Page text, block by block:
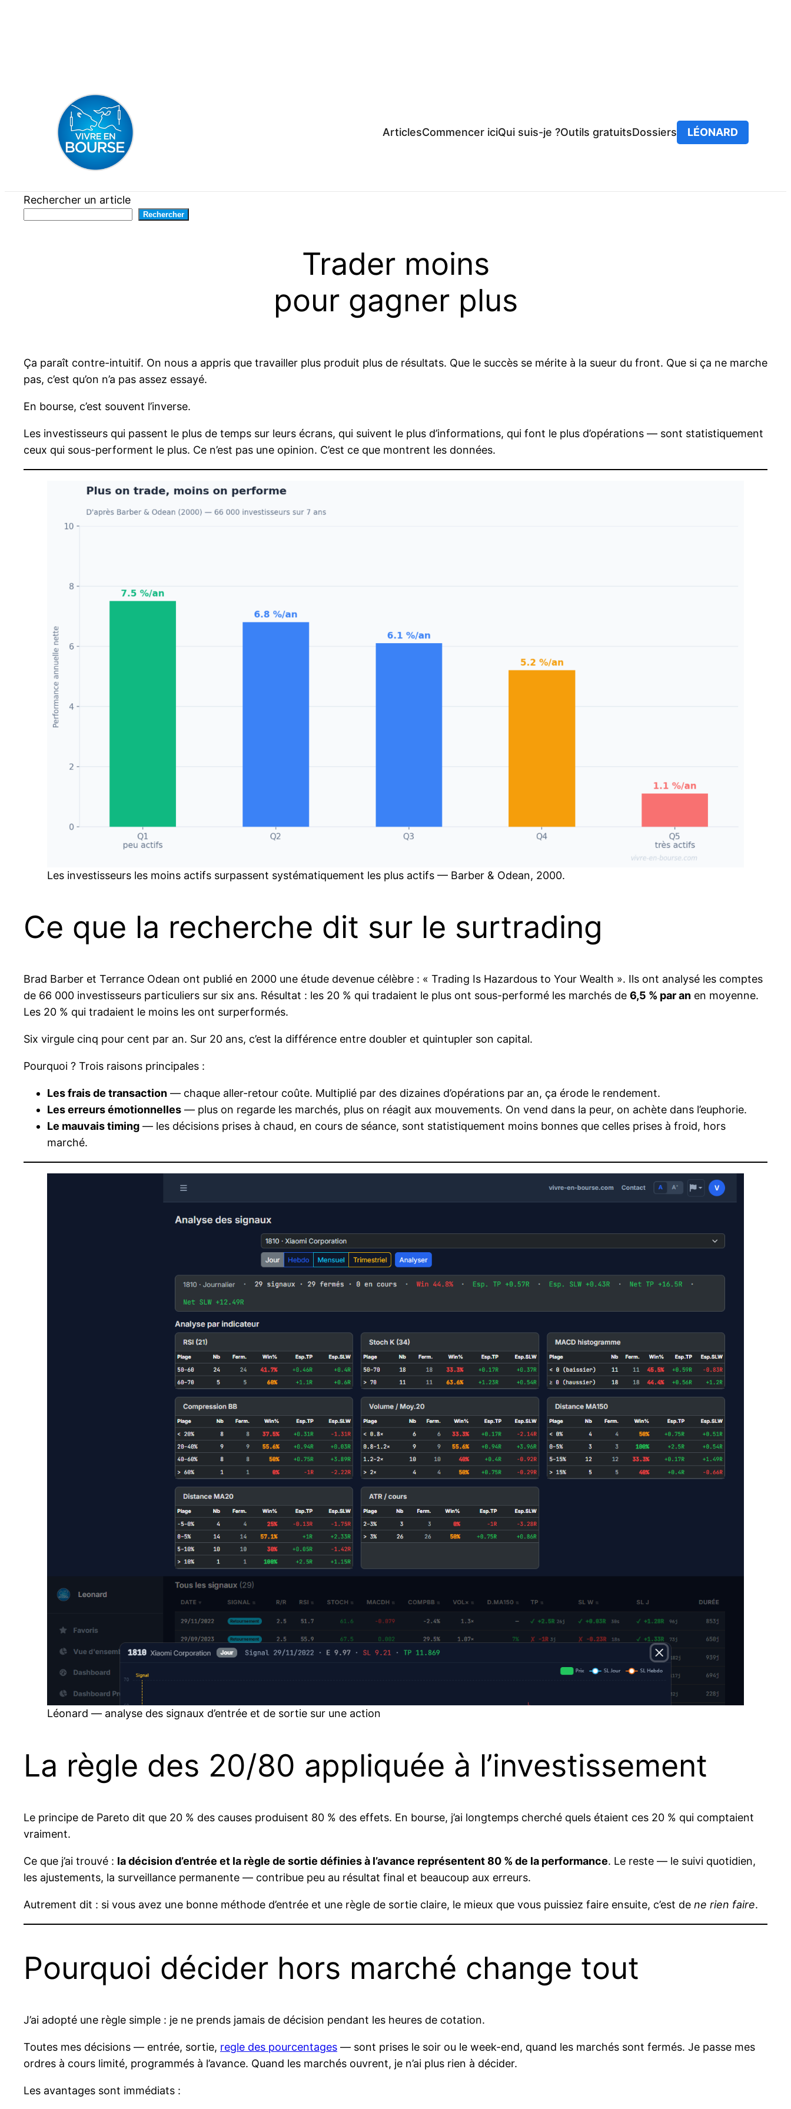
ArticlesCommencer iciQui suis-je ?Outils gratuitsDossiers LÉONARD
Rechercher un article
Rechercher
Trader moins
pour gagner plus
Ça paraît contre-intuitif. On nous a appris que travailler plus produit plus de résultats. Que le succès se mérite à la sueur du front. Que si ça ne marche
pas, c’est qu’on n’a pas assez essayé.
En bourse, c’est souvent l’inverse.
Les investisseurs qui passent le plus de temps sur leurs écrans, qui suivent le plus d’informations, qui font le plus d’opérations — sont statistiquement
ceux qui sous-performent le plus. Ce n’est pas une opinion. C’est ce que montrent les données.
Les investisseurs les moins actifs surpassent systématiquement les plus actifs — Barber & Odean, 2000.
Ce que la recherche dit sur le surtrading
Brad Barber et Terrance Odean ont publié en 2000 une étude devenue célèbre : « Trading Is Hazardous to Your Wealth ». Ils ont analysé les comptes
de 66 000 investisseurs particuliers sur six ans. Résultat : les 20 % qui tradaient le plus ont sous-performé les marchés de 6,5 % par an en moyenne.
Les 20 % qui tradaient le moins les ont surperformés.
Six virgule cinq pour cent par an. Sur 20 ans, c’est la différence entre doubler et quintupler son capital.
Pourquoi ? Trois raisons principales :
Les frais de transaction — chaque aller-retour coûte. Multiplié par des dizaines d’opérations par an, ça érode le rendement.
Les erreurs émotionnelles — plus on regarde les marchés, plus on réagit aux mouvements. On vend dans la peur, on achète dans l’euphorie.
Le mauvais timing — les décisions prises à chaud, en cours de séance, sont statistiquement moins bonnes que celles prises à froid, hors
marché.
Léonard — analyse des signaux d’entrée et de sortie sur une action
La règle des 20/80 appliquée à l’investissement
Le principe de Pareto dit que 20 % des causes produisent 80 % des effets. En bourse, j’ai longtemps cherché quels étaient ces 20 % qui comptaient
vraiment.
Ce que j’ai trouvé : la décision d’entrée et la règle de sortie définies à l’avance représentent 80 % de la performance. Le reste — le suivi quotidien,
les ajustements, la surveillance permanente — contribue peu au résultat final et beaucoup aux erreurs.
Autrement dit : si vous avez une bonne méthode d’entrée et une règle de sortie claire, le mieux que vous puissiez faire ensuite, c’est de ne rien faire.
Pourquoi décider hors marché change tout
J’ai adopté une règle simple : je ne prends jamais de décision pendant les heures de cotation.
Toutes mes décisions — entrée, sortie, regle des pourcentages — sont prises le soir ou le week-end, quand les marchés sont fermés. Je passe mes
ordres à cours limité, programmés à l’avance. Quand les marchés ouvrent, je n’ai plus rien à décider.
Les avantages sont immédiats :